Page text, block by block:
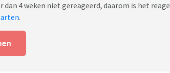
4 weken niet gereageerd, daarom is het
.